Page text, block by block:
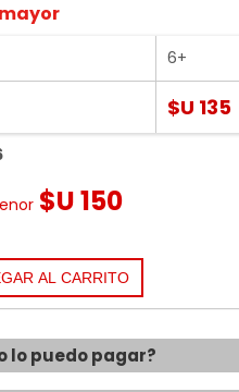
6+
$U 135
$U 150
lo puedo pagar?